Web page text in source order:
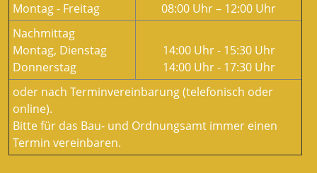
Montag - Freitag
08:00 Uhr – 12:00 Uhr
Nachmittag
Montag, Dienstag
Donnerstag
14:00 Uhr - 15:30 Uhr
14:00 Uhr - 17:30 Uhr
oder nach Terminvereinbarung (telefonisch oder
online).
Bitte für das Bau- und Ordnungsamt immer einen
Termin vereinbaren.